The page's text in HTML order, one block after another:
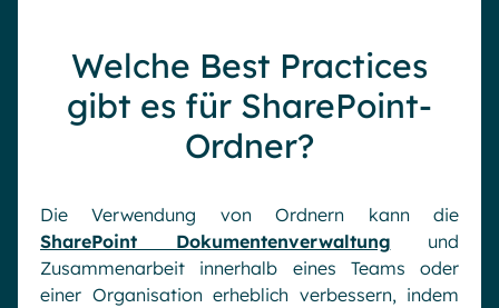
Welche Best Practices
gibt es für SharePoint-
Ordner?
Die Verwendung von Ordnern kann die
SharePoint Dokumentenverwaltung und
Zusammenarbeit innerhalb eines Teams oder
einer Organisation erheblich verbessern, indem